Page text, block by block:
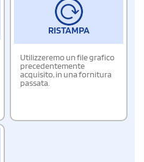
RISTAMPA
Utilizzeremo un file grafico
precedentemente
acquisito, in una fornitura
passata.